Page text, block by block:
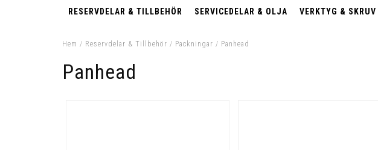
RESERVDELAR & TILLBEHÖR SERVICEDELAR & OLJA VERKTYG & SKRUV
Hem / Reservdelar & Tillbehör / Packningar / Panhead
Panhead